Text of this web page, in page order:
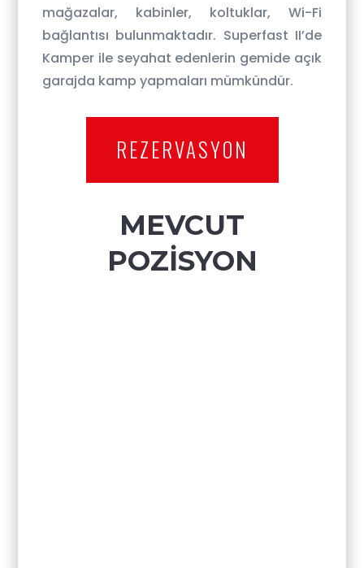
mağazalar, kabinler, koltuklar, Wi-Fi
bağlantısı bulunmaktadır. Superfast II’de
Kamper ile seyahat edenlerin gemide açık
garajda kamp yapmaları mümkündür.
REZERVASYON
MEVCUT
POZİSYON